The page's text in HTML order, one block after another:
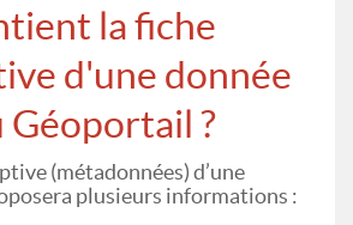
la fiche
d'une donnée
Géoportail ?
(métadonnées) d’une
plusieurs informations :